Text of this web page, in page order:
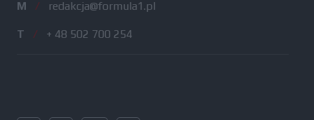
M / redakcja@formula1.pl
T / + 48 502 700 254